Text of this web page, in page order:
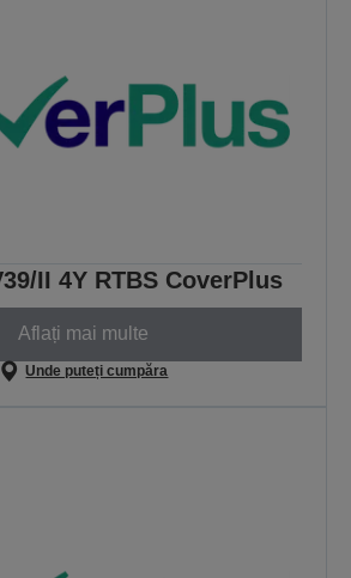
II 4Y RTBS CoverPlus
Aflați mai multe
Unde puteți cumpăra